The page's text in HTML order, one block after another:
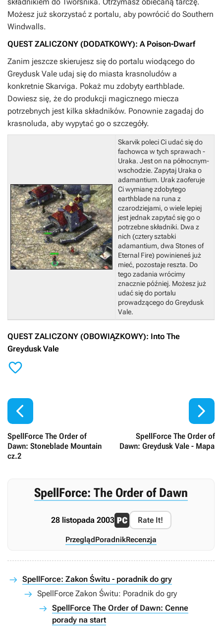
Możesz już skorzystać z portalu, aby powrócić do Southern
Windwalls.
QUEST ZALICZONY (DODATKOWY): A Poison-Dwarf
Zanim jeszcze skierujesz się do portalu wiodącego do
Greydusk Vale udaj się do miasta krasnoludów a
konkretnie Skarviga. Pokaż mu zdobyty earthblade.
Dowiesz się, że do produkcji magicznego miecza
potrzebnych jest kilka składników. Ponownie zagadaj do
krasnoluda, aby wypytać go o szczegóły.
Skarvik poleci Ci udać się do
fachowca w tych sprawach -
Uraka. Jest on na północnym-
wschodzie. Zapytaj Uraka o
adamantium. Urak zaoferuje
Ci wymianę zdobytego
earthblade na runa z
czarodziejami, o wiele lepiej
jest jednak zapytać się go o
potrzebne składniki. Dwa z
nich (cztery sztabki
adamantium, dwa Stones of
Eternal Fire) powinieneś już
mieć, pozostaje reszta. Do
tego zadania wrócimy
znacznie później. Możesz już
udać się do portalu
prowadzącego do Greydusk
Vale.
QUEST ZALICZONY (OBOWIĄZKOWY): Into The
Greydusk Vale


SpellForce The Order of
Dawn: Stoneblade Mountain
cz.2
SpellForce The Order of
Dawn: Greydusk Vale - Mapa

SpellForce: The Order of Dawn
28 listopada 2003 Rate It!
PrzeglądPoradnikRecenzja
SpellForce: Zakon Świtu - poradnik do gry
SpellForce Zakon Świtu: Poradnik do gry
SpellForce The Order of Dawn: Cenne
porady na start